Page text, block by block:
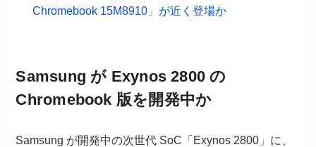
Chromebook 15M8910」が近く登場か
Samsung が Exynos 2800 の
Chromebook 版を開発中か
Samsung が開発中の次世代 SoC「Exynos 2800」に、